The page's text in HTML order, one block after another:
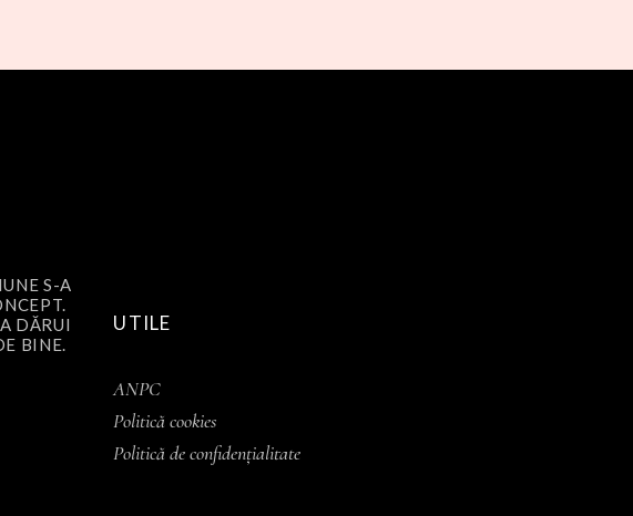
S-A
DĂRUI
BINE.
UTILE
ANPC
Politică cookies
Politică de confidențialitate